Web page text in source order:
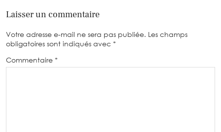
Laisser un commentaire
Votre adresse e-mail ne sera pas publiée. Les champs
obligatoires sont indiqués avec *
Commentaire *